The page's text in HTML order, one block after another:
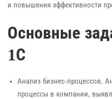
и повышения эффективности
Основные
1С
Анализ бизнес-процессов.
процессы в компании,